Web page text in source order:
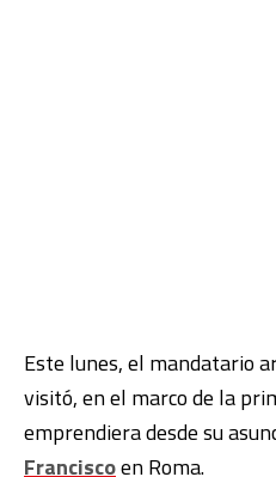
Este lunes, el mandatario
visitó, en el marco de la
emprendiera desde su
Franciscoen Roma.